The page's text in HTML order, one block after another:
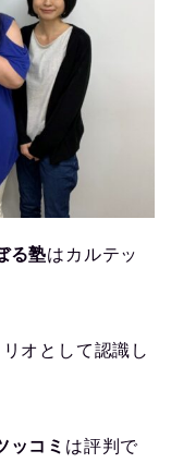
る塾はカルテッ
オとして認識し
ッコミ は評判で